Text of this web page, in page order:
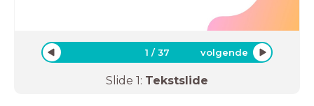
1 /37 volgende
Slide 1: Tekstslide